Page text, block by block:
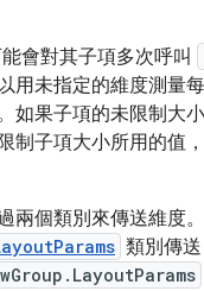
會對其子項多次呼叫
用未指定的維度測量
如果子項的未限制大
制子項大小所用的值
兩個類別來傳送維度。
類別傳